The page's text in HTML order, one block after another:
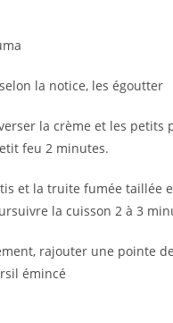
la notice, les égoutter
la crème et les petits
feu 2 minutes.
et la truite fumée taillée
la cuisson 2 à 3
rajouter une pointe
émincé